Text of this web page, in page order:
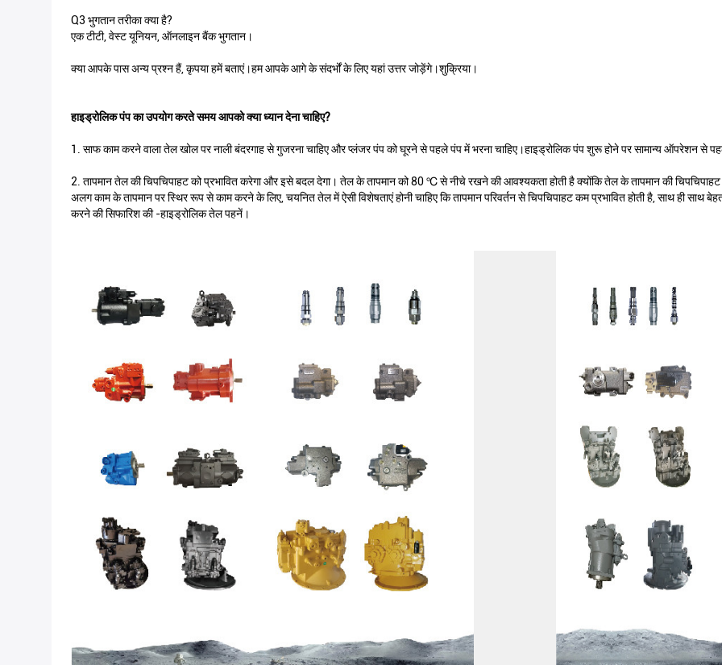
Q3 भुगतान तरीका क्या है?
एक टीटी, वेस्ट यूनियन, ऑनलाइन बैंक भुगतान।
क्या आपके पास अन्य प्रश्न हैं, कृपया हमें बताएं।हम आपके आगे के संदर्भों के लिए यहां उत्तर जोड़ेंगे।शुक्रिया।
हाइड्रोलिक पंप का उपयोग करते समय आपको क्या ध्यान देना चाहिए?
1. साफ काम करने वाला तेल खोल पर नाली बंदरगाह से गुजरना चाहिए और प्लंजर पंप को घूरने से पहले पंप में भरना चाहिए।हाइड्रोलिक पंप शुरू होने पर सामान्य ऑपरेशन से
2. तापमान तेल की चिपचिपाहट को प्रभावित करेगा और इसे बदल देगा। तेल के तापमान को 80 ℃ से नीचे रखने की आवश्यकता होती है क्योंकि तेल के तापमान की
अलग काम के तापमान पर स्थिर रूप से काम करने के लिए, चयनित तेल में ऐसी विशेषताएं होनी चाहिए कि तापमान परिवर्तन से चिपचिपाहट कम प्रभावित होती है, साथ ही साथ
करने की सिफारिश की -हाइड्रोलिक तेल पहनें।